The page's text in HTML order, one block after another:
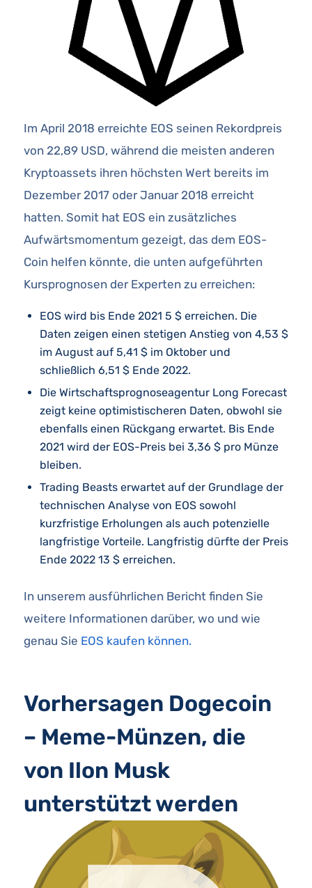
Im April 2018 erreichte EOS seinen Rekordpreis
von 22,89 USD, während die meisten anderen
Kryptoassets ihren höchsten Wert bereits im
Dezember 2017 oder Januar 2018 erreicht
hatten. Somit hat EOS ein zusätzliches
Aufwärtsmomentum gezeigt, das dem EOS-
Coin helfen könnte, die unten aufgeführten
Kursprognosen der Experten zu erreichen:
EOS wird bis Ende 2021 5 $ erreichen. Die
Daten zeigen einen stetigen Anstieg von 4,53 $
im August auf 5,41 $ im Oktober und
schließlich 6,51 $ Ende 2022.
Die Wirtschaftsprognoseagentur Long Forecast
zeigt keine optimistischeren Daten, obwohl sie
ebenfalls einen Rückgang erwartet. Bis Ende
2021 wird der EOS-Preis bei 3,36 $ pro Münze
bleiben.
Trading Beasts erwartet auf der Grundlage der
technischen Analyse von EOS sowohl
kurzfristige Erholungen als auch potenzielle
langfristige Vorteile. Langfristig dürfte der Preis
Ende 2022 13 $ erreichen.
In unserem ausführlichen Bericht finden Sie
weitere Informationen darüber, wo und wie
genau Sie EOS kaufen können.
Vorhersagen Dogecoin
– Meme-Münzen, die
von Ilon Musk
unterstützt werden